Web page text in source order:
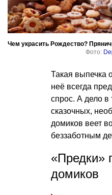
Чем украсить Рождество?
Фото:
Такая выпечка
неё всегда пред
спрос. А дело в
сказочных,
домиков веет
беззаботным
«Предки»
домиков